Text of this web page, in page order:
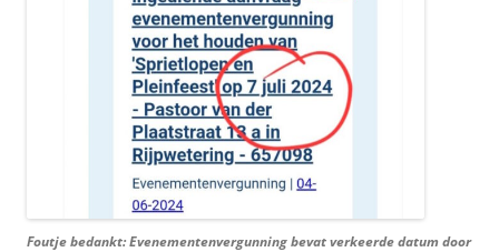
Foutje bedankt: Evenementenvergunning bevat verkeerde datum door